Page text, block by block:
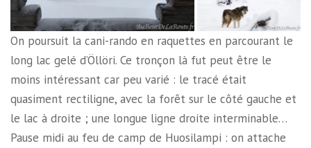
On poursuit la cani-rando en raquettes en parcourant le
long lac gelé d’Öllöri. Ce tronçon là fut peut être le
moins intéressant car peu varié : le tracé était
quasiment rectiligne, avec la forêt sur le côté gauche et
le lac à droite ; une longue ligne droite interminable…
Pause midi au feu de camp de Huosilampi : on attache